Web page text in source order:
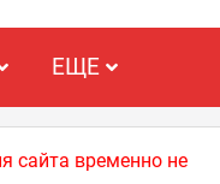
ЕЩЕ
сайта временно не